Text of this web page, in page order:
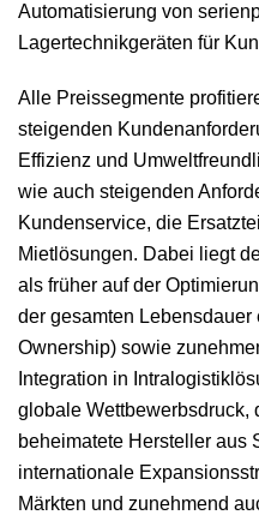
Automatisierung von
Lagertechnikgeräten für
Alle Preissegmente
steigenden
Effizienz und
wie auch steigenden
Kundenservice, die
Mietlösungen. Dabei liegt
als früher auf der
der gesamten
Ownership) sowie
Integration in
globale Wettbewerbsdruck,
beheimatete Hersteller aus
internationale
Märkten und zunehmend